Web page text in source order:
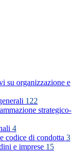
su organizzazione e
122
strategico-
4
codice di condotta 3
e imprese 15